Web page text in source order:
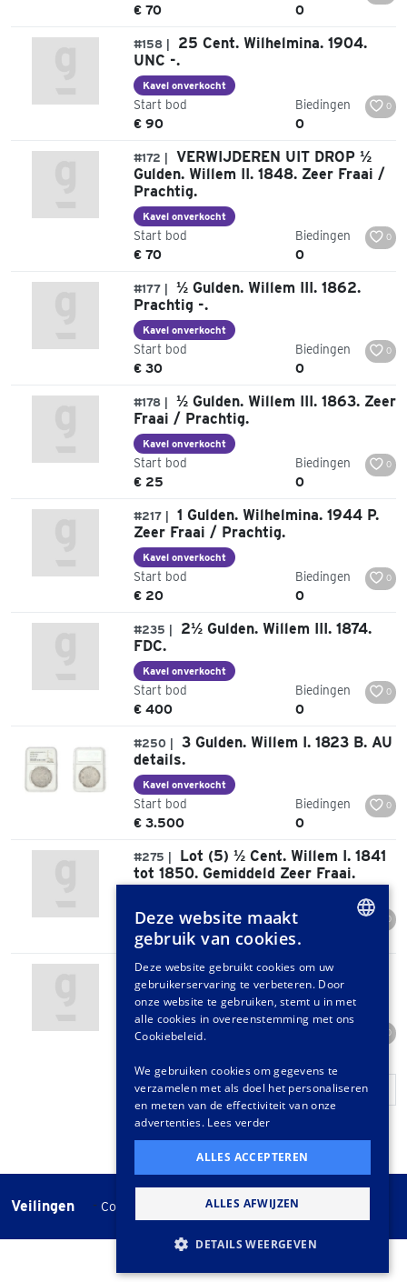
€ 70 0
#158 |
25 Cent. Wilhelmina. 1904.
UNC -.
Kavel onverkocht
Start bod
€ 90
Biedingen
0
0
#172 |
VERWIJDEREN UIT DROP ½
Gulden. Willem II. 1848. Zeer Fraai /
Prachtig.
Kavel onverkocht
Start bod
€ 70
Biedingen
0
0
#177 |
½ Gulden. Willem III. 1862.
Prachtig -.
Kavel onverkocht
Start bod
€ 30
Biedingen
0
0
#178 |
½ Gulden. Willem III. 1863. Zeer
Fraai / Prachtig.
Kavel onverkocht
Start bod
€ 25
Biedingen
0
0
#217 |
1 Gulden. Wilhelmina. 1944 P.
Zeer Fraai / Prachtig.
Kavel onverkocht
Start bod
€ 20
Biedingen
0
0
#235 |
2½ Gulden. Willem III. 1874.
FDC.
Kavel onverkocht
Start bod
€ 400
Biedingen
0
0
#250 |
3 Gulden. Willem I. 1823 B. AU
details.
Kavel onverkocht
Start bod
€ 3.500
Biedingen
0
0
#275 |
Lot (5) ½ Cent. Willem I. 1841
tot 1850. Gemiddeld Zeer Fraai.
Start bod
€ 80
Biedingen 0
#276 | Lot (18) 1 Cent. Willem I. 1822
- 1875. Gemiddeld Zeer Fraai.
Kavel onverkocht
Start bod 0
‹ 1 2 3 4 5
Veilingen - Cookie instellingen Veilingvoorwaarden
GERMAN
FRENCH
Deze website maakt
gebruik van cookies.
Deze website gebruikt cookies om uw
gebruikerservaring te verbeteren. Door
onze website te gebruiken, stemt u in met
alle cookies in overeenstemming met ons
Cookiebeleid.
We gebruiken cookies om gegevens te
verzamelen met als doel het personaliseren
en meten van de effectiviteit van onze
advertenties. Lees verder
ALLES ACCEPTEREN
ALLES AFWIJZEN
DETAILS WEERGEVEN